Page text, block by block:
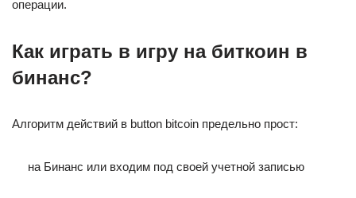
операции.
Как играть в игру на биткоин в
бинанс?
Алгоритм действий в button bitcoin предельно прост:
на Бинанс или входим под своей учетной записью